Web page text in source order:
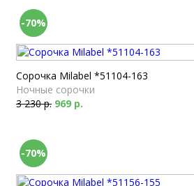
-70%
Сорочка Milabel *51104-163
Ночные сорочки
3 230 р. 969 р.
-70%